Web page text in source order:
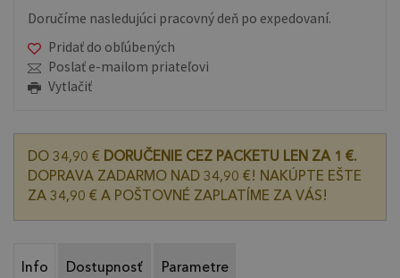
Doručíme nasledujúci pracovný deň po expedovaní.
Pridať do obľúbených
Poslať e-mailom priateľovi
Vytlačiť
DO 34,90 € DORUČENIE CEZ PACKETU LEN ZA 1 €.
DOPRAVA ZADARMO NAD 34,90 €! NAKÚPTE EŠTE
ZA 34,90 € A POŠTOVNÉ ZAPLATÍME ZA VÁS!
Info Dostupnosť Parametre